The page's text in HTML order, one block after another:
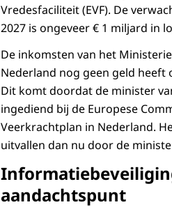
Vredesfaciliteit (EVF). De
2027 is ongeveer € 1 miljard in
De inkomsten van het
Nederland nog geen geld heeft
Dit komt doordat de minister
ingediend bij de Europese
Veerkrachtplan in Nederland.
uitvallen dan nu door de
aandachtspunt